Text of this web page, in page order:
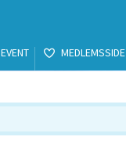
EVENT MEDLEMSSIDE